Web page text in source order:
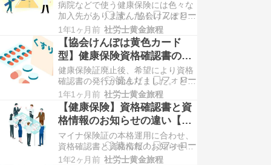
鈴木翔太郎と申します。 会社等で厚
生年金保険に加入すると、給与から
保険料が徴収され…
病院などで使う健康保険には色々な
加入先があります。 協会けんぽと国
民健康保険とは、どのような違いが
あるのでしょうか。 ブログへお越し
いただきありがとうございます。 社
会保険労務士の鈴木翔太郎と申しま
す。 健康保険の種類で協会けんぽや
国民健康保険などの名前を聞いたこ
とはありません…
1年1ヶ月前 社労士黄金旅程
【協会けんぽは黄色カード
型】健康保険資格確認書のデ
ザインを確認
健康保険証廃止後、希望により資格
確認書の発行が始まりました。 どの
ようなデザインなのでしょうか。 ブ
ログへお越しいただきありがとうご
ざいます。 社会保険労務士の鈴木翔
太郎と申します。 現在はマイナ保険
証がない場合などは、資格確認書の
交付を希望し、医療機関等で利用で
きます。 資格…
1年1ヶ月前 社労士黄金旅程
【健康保険】資格確認書と資
格情報のお知らせの違い【両
方が届くことは？】
マイナ保険証の本格運用に合わせ、
資格確認書と資格情報のお知らせの
発行が始まりました 違いが分からな
1年2ヶ月前 社労士黄金旅程